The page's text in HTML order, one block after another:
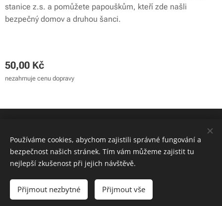
stanice z.s. a pomůžete papouškům, kteří zde našli
bezpečný domov a druhou šanci.
50,00 Kč
nezahrnuje cenu dopravy
Do košíku
vyhrazena
Cookies
Používáme cookies, abychom zajistili správné fungování a
bezpečnost našich stránek. Tím vám můžeme zajistit tu
nejlepší zkušenost při jejich návštěvě.
Přijmout nezbytné Přijmout vše